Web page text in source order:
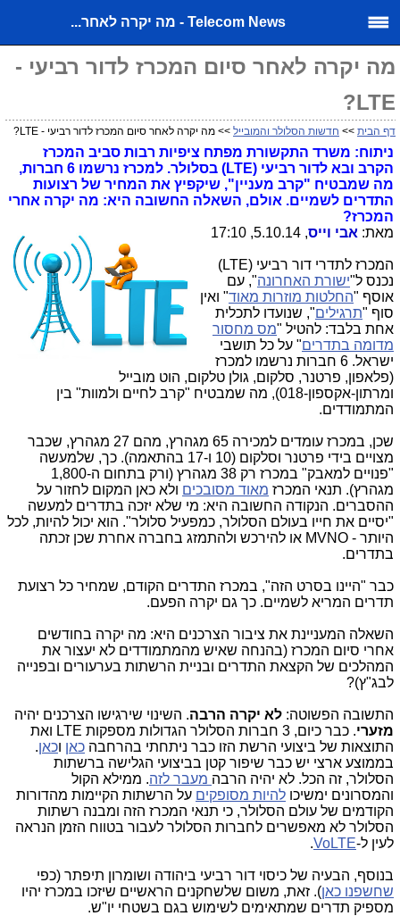
Telecom News - מה יקרה לאחר...
מה יקרה לאחר סיום המכרז לדור רביעי -
LTE?
דף הבית >> חדשות הסלולר והמובייל >> מה יקרה לאחר סיום המכרז לדור רביעי - LTE?
ניתוח: משרד התקשורת מפתח ציפיות רבות סביב המכרז
הקרב ובא לדור רביעי (LTE) בסלולר. למכרז נרשמו 6 חברות,
מה שמבטיח "קרב מעניין", שיקפיץ את המחיר של רצועות
התדרים לשמיים. אולם, השאלה החשובה היא: מה יקרה אחרי
המכרז?
מאת: אבי וייס, 5.10.14, 17:10
המכרז לתדרי דור רביעי (LTE)
נכנס ל"ישורת האחרונה", עם
אוסף "החלטות מוזרות מאוד" ואין
סוף "תרגילים", שנועדו לתכלית
אחת בלבד: להטיל "מס מחסור
מדומה בתדרים" על כל תושבי
ישראל. 6 חברות נרשמו למכרז
(פלאפון, פרטנר, סלקום, גולן טלקום, הוט מובייל
ומרתון-אקספון-018), מה שמבטיח "קרב לחיים ולמוות" בין
המתמודדים.
שכן, במכרז עומדים למכירה 65 מגהרץ, מהם 27 מגהרץ, שכבר
מצויים בידי פרטנר וסלקום (10 ו-17 בהתאמה). כך, שלמעשה
"פנויים למאבק" במכרז רק 38 מגהרץ (ורק בתחום ה-1,800
מגהרץ). תנאי המכרז מאוד מסובכים ולא כאן המקום לחזור על
ההסברים. הנקודה החשובה היא: מי שלא יזכה בתדרים למעשה
"יסיים את חייו בעולם הסלולר, כמפעיל סלולר". הוא יכול להיות, לכל
היותר - MVNO או להירכש ולהתמזג בחברה אחרת שכן זכתה
בתדרים.
כבר "היינו בסרט הזה", במכרז התדרים הקודם, שמחיר כל רצועת
תדרים המריא לשמיים. כך גם יקרה הפעם.
השאלה המעניינת את ציבור הצרכנים היא: מה יקרה בחודשים
אחרי סיום המכרז (בהנחה שאיש מהמתמודדים לא יעצור את
המהלכים של הקצאת התדרים ובניית הרשתות בערעורים ובפנייה
לבג"ץ)?
התשובה הפשוטה: לא יקרה הרבה. השינוי שירגישו הצרכנים יהיה
מזערי
. כבר כיום, 3 חברות הסלולר הגדולות מספקות LTE ואת
התוצאות של ביצועי הרשת הזו כבר ניתחתי בהרחבה כאן וכאן.
בממוצע ארצי יש כבר שיפור קטן בביצועי הגלישה ברשתות
הסלולר, זה הכל. לא יהיה הרבה מעבר לזה. ממילא הקול
והמסרונים ימשיכו להיות מסופקים על הרשתות הקיימות מהדורות
הקודמים של עולם הסלולר, כי תנאי המכרז הזה ומבנה רשתות
הסלולר לא מאפשרים לחברות הסלולר לעבור בטווח הזמן הנראה
לעין ל-VoLTE
.
בנוסף, הבעיה של כיסוי דור רביעי ביהודה ושומרון תיפתר (כפי
שחשפנו כאן). זאת, משום שלשחקנים הראשיים שיזכו במכרז יהיו
מספיק תדרים שמתאימים לשימוש בגם בשטחי יו"ש.